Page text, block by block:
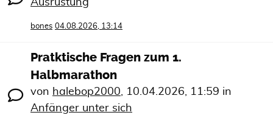
bones 04.08.2026, 13:14
Pratktische Fragen zum 1.
Halbmarathon
von halebop2000 10.04.2026, 11:59 in
Anfänger unter sich